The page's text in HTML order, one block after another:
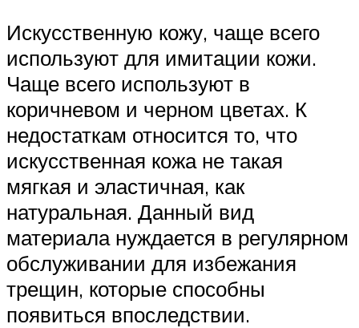
Искусственную кожу, чаще всего
используют для имитации кожи.
Чаще всего используют в
коричневом и черном цветах. К
недостаткам относится то, что
искусственная кожа не такая
мягкая и эластичная, как
натуральная. Данный вид
материала нуждается в регулярном
обслуживании для избежания
трещин, которые способны
появиться впоследствии.